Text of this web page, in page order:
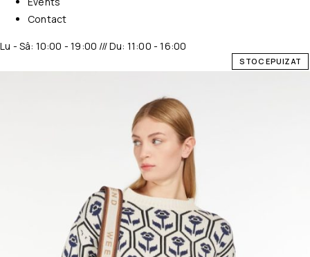
Contact
Lu - Sâ: 10:00 - 19:00 /// Du: 11:00 - 16:00
STOC EPUIZAT